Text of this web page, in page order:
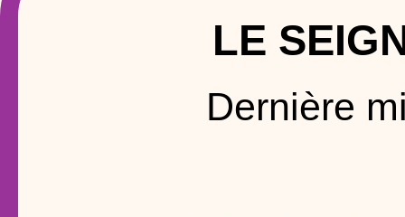
LE
Dernière